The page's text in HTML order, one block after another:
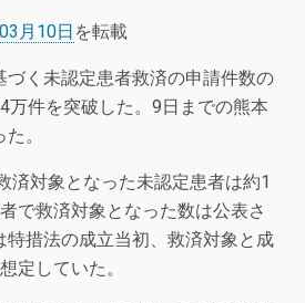
月10日 を転載
づく未認定患者救済の申請件数の
万件を突破した。9日までの熊本
。
済対象となった未認定患者は約1
で救済対象となった数は公表さ
特措法の成立当初、救済対象と成
定していた。